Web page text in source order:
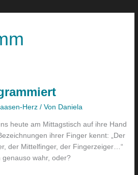
Herz / Von Daniela
heute am Mittagstisch auf ihre Hand
ihrer Finger kennt: „Der
der Mittelfinger, der Fingerzeiger…“
genauso wahr, oder?